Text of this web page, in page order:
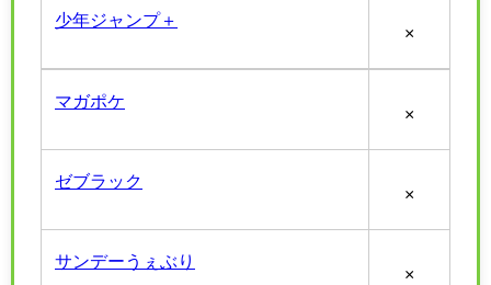
少年ジャンプ＋
×
マガポケ
×
ゼブラック
×
サンデーうぇぶり
×